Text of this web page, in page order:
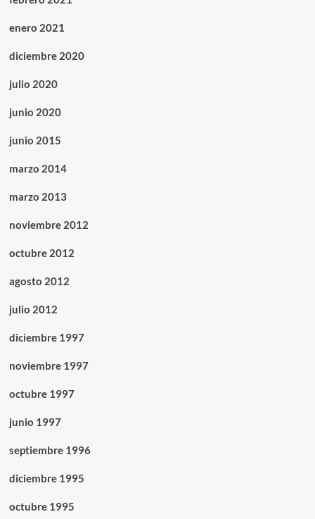
enero 2021
diciembre 2020
julio 2020
junio 2020
junio 2015
marzo 2014
marzo 2013
noviembre 2012
octubre 2012
agosto 2012
julio 2012
diciembre 1997
noviembre 1997
octubre 1997
junio 1997
septiembre 1996
diciembre 1995
octubre 1995